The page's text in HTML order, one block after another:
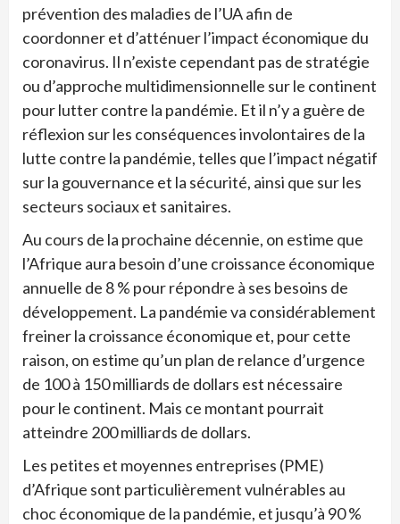
prévention des maladies de l’UA afin de
coordonner et d’atténuer l’impact économique du
coronavirus. Il n’existe cependant pas de stratégie
ou d’approche multidimensionnelle sur le continent
pour lutter contre la pandémie. Et il n’y a guère de
réflexion sur les conséquences involontaires de la
lutte contre la pandémie, telles que l’impact négatif
sur la gouvernance et la sécurité, ainsi que sur les
secteurs sociaux et sanitaires.
Au cours de la prochaine décennie, on estime que
l’Afrique aura besoin d’une croissance économique
annuelle de 8 % pour répondre à ses besoins de
développement. La pandémie va considérablement
freiner la croissance économique et, pour cette
raison, on estime qu’un plan de relance d’urgence
de 100 à 150 milliards de dollars est nécessaire
pour le continent. Mais ce montant pourrait
atteindre 200 milliards de dollars.
Les petites et moyennes entreprises (PME)
d’Afrique sont particulièrement vulnérables au
choc économique de la pandémie, et jusqu’à 90 %